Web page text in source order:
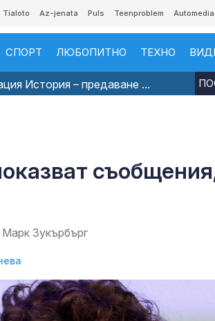
Tialoto Az-jenata Puls Teenproblem Automedia
СПОРТ ЛЮБОПИТНО ТЕХНО
История – предаване ...
Зукърбърг